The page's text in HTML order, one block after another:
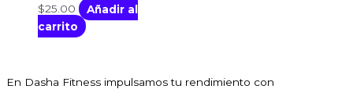
$25.00
Añadir al
carrito
En Dasha Fitness impulsamos tu rendimiento con